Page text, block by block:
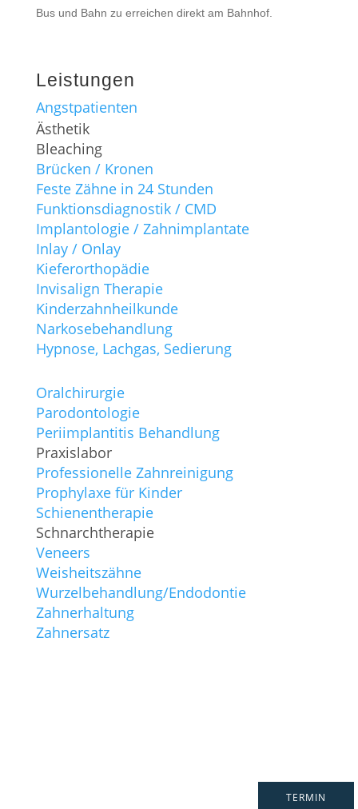
TERMIN
Bus und Bahn zu erreichen direkt am Bahnhof.
Leistungen
Angstpatienten
Ästhetik
Bleaching
Brücken / Kronen
Feste Zähne in 24 Stunden
Funktionsdiagnostik / CMD
Implantologie / Zahnimplantate
Inlay / Onlay
Kieferorthopädie
Invisalign Therapie
Kinderzahnheilkunde
Narkosebehandlung
Hypnose, Lachgas, Sedierung
Oralchirurgie
Parodontologie
Periimplantitis Behandlung
Praxislabor
Professionelle Zahnreinigung
Prophylaxe für Kinder
Schienentherapie
Schnarchtherapie
Veneers
Weisheitszähne
Wurzelbehandlung/Endodontie
Zahnerhaltung
Zahnersatz